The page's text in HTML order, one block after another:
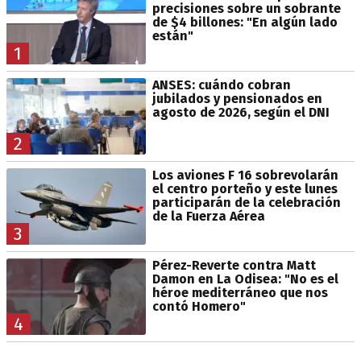
1
precisiones sobre un sobrante
de $4 billones: "En algún lado
están"
2
ANSES: cuándo cobran
jubilados y pensionados en
agosto de 2026, según el DNI
3
Los aviones F 16 sobrevolarán
el centro porteño y este lunes
participarán de la celebración
de la Fuerza Aérea
4
Pérez-Reverte contra Matt
Damon en La Odisea: "No es el
héroe mediterráneo que nos
contó Homero"